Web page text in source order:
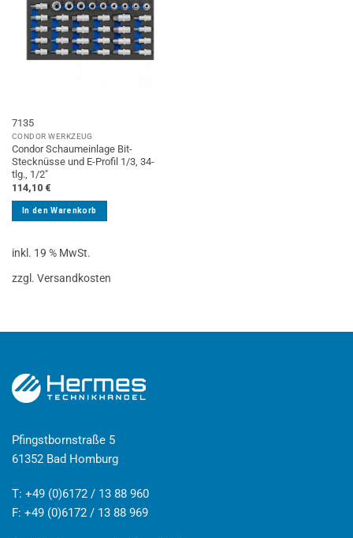
7135
CONDOR WERKZEUG
Condor Schaumeinlage Bit-
Stecknüsse und E-Profil 1/3, 34-
tlg., 1/2″
114,10 €
In den Warenkorb
inkl. 19 % MwSt.
zzgl. Versandkosten
Pfingstbornstraße 5
61352 Bad Homburg
T: +49 (0)6172 / 13 88 960
F: +49 (0)6172 / 13 88 969